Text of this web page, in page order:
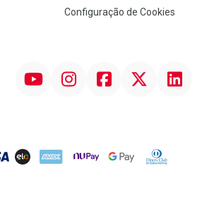
Configuração de Cookies
InstagramFacebook Linkedin
ELO AMEX NuPay Google PayDiners Club